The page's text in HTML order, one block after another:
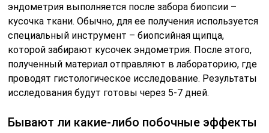
эндометрия выполняется после забора биопсии –
кусочка ткани. Обычно, для ее получения используется
специальный инструмент – биопсийная щипца,
которой забирают кусочек эндометрия. После этого,
полученный материал отправляют в лабораторию, где
проводят гистологическое исследование. Результаты
исследования будут готовы через 5-7 дней.
Бывают ли какие-либо побочные эффекты